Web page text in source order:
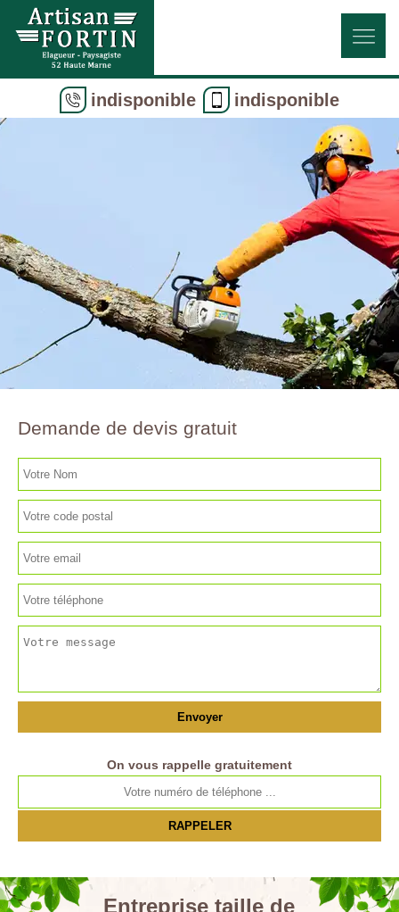
indisponible indisponible
Demande de devis gratuit
On vous rappelle gratuitement
Entreprise taille de